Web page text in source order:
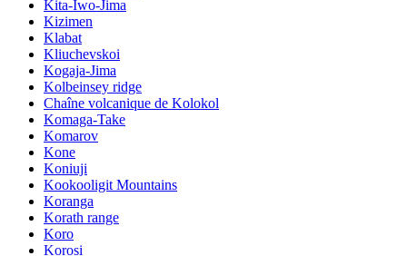
Kita-Iwo-Jima
Kizimen
Klabat
Kliuchevskoi
Kogaja-Jima
Kolbeinsey ridge
Chaîne volcanique de Kolokol
Komaga-Take
Komarov
Kone
Koniuji
Kookooligit Mountains
Koranga
Korath range
Koro
Korosi